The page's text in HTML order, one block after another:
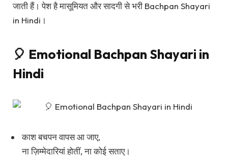
जाती हैं। पेश है मासूमियत और सादगी से भरी Bachpan Shayari
in Hindi ।
🎈 Emotional Bachpan Shayari in
Hindi
काश बचपन वापस आ जाए,
ना ज़िम्मेदारियां होतीं, ना कोई सताए।